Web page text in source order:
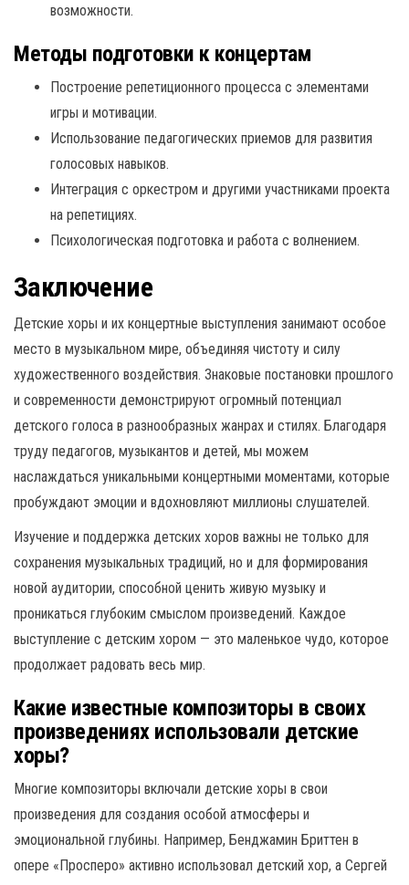
возможности.
Методы подготовки к концертам
Построение репетиционного процесса с элементами
игры и мотивации.
Использование педагогических приемов для развития
голосовых навыков.
Интеграция с оркестром и другими участниками проекта
на репетициях.
Психологическая подготовка и работа с волнением.
Заключение
Детские хоры и их концертные выступления занимают особое
место в музыкальном мире, объединяя чистоту и силу
художественного воздействия. Знаковые постановки прошлого
и современности демонстрируют огромный потенциал
детского голоса в разнообразных жанрах и стилях. Благодаря
труду педагогов, музыкантов и детей, мы можем
наслаждаться уникальными концертными моментами, которые
пробуждают эмоции и вдохновляют миллионы слушателей.
Изучение и поддержка детских хоров важны не только для
сохранения музыкальных традиций, но и для формирования
новой аудитории, способной ценить живую музыку и
проникаться глубоким смыслом произведений. Каждое
выступление с детским хором — это маленькое чудо, которое
продолжает радовать весь мир.
Какие известные композиторы в своих
произведениях использовали детские
хоры?
Многие композиторы включали детские хоры в свои
произведения для создания особой атмосферы и
эмоциональной глубины. Например, Бенджамин Бриттен в
опере «Просперо» активно использовал детский хор, а Сергей